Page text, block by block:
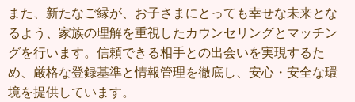
また、新たなご縁が、お子さまにとっても幸せな未来とな
るよう、家族の理解を重視したカウンセリングとマッチン
グを行います。信頼できる相手との出会いを実現するた
め、厳格な登録基準と情報管理を徹底し、安心・安全な環
境を提供しています。